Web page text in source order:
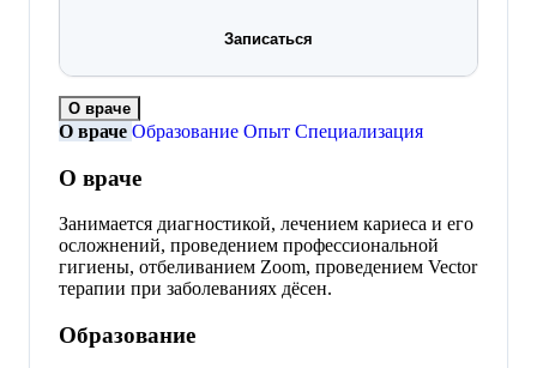
Записаться
О враче
О враче Образование Опыт Специализация
О враче
Занимается диагностикой, лечением кариеса и его
осложнений, проведением профессиональной
гигиены, отбеливанием Zoom, проведением Vector
терапии при заболеваниях дёсен.
Образование